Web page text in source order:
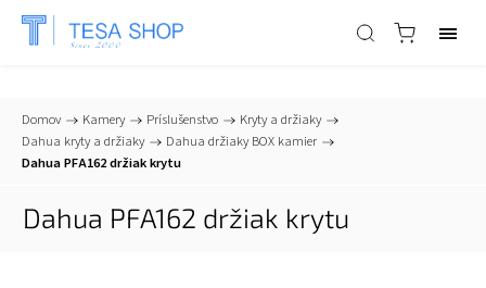
📞+421 903 553 805 info@tesa-systems.sk
Domov / Kamery / Príslušenstvo / Kryty a držiaky /
Dahua kryty a držiaky / Dahua držiaky BOX kamier /
Dahua PFA162 držiak krytu
Dahua PFA162 držiak krytu